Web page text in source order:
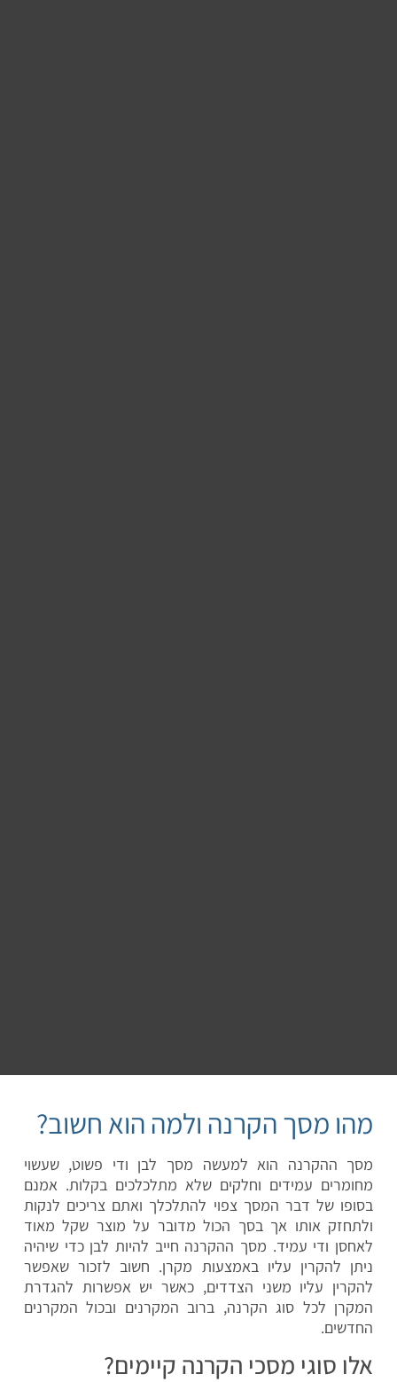
מהו מסך הקרנה ולמה הוא חשוב?
מסך ההקרנה הוא למעשה מסך לבן ודי פשוט, שעשוי
מחומרים עמידים וחלקים שלא מתלכלכים בקלות. אמנם
בסופו של דבר המסך צפוי להתלכלך ואתם צריכים לנקות
ולתחזק אותו אך בסך הכול מדובר על מוצר שקל מאוד
לאחסן ודי עמיד. מסך ההקרנה חייב להיות לבן כדי שיהיה
ניתן להקרין עליו באמצעות מקרן. חשוב לזכור שאפשר
להקרין עליו משני הצדדים, כאשר יש אפשרות להגדרת
המקרן לכל סוג הקרנה, ברוב המקרנים ובכול המקרנים
החדשים.
אלו סוגי מסכי הקרנה קיימים?